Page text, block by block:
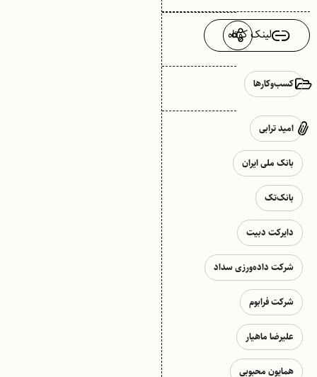
لینک کوتاه
کسب‌وکارها
امید ترابی
بانک ملی ایران
بانک‌تک
دایرکت دبیت
شرکت داده‌ورزی سداد
شرکت فرابوم
علیرضا ماهیار
همایون محبوبی